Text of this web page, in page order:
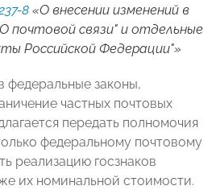
8 «О внесении изменений в
почтовой связи" и отдельные
Российской Федерации"»
федеральные законы,
частных почтовых
передать полномочия
федеральному почтовому
реализацию госзнаков
их номинальной стоимости.